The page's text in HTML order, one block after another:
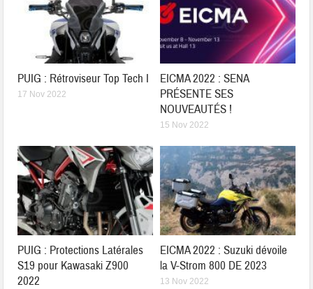
PUIG : Rétroviseur Top Tech I
17 Nov 2022
EICMA 2022 : SENA
PRÉSENTE SES
NOUVEAUTÉS !
15 Nov 2022
PUIG : Protections Latérales
S19 pour Kawasaki Z900
2022
EICMA 2022 : Suzuki dévoile
la V-Strom 800 DE 2023
13 Nov 2022